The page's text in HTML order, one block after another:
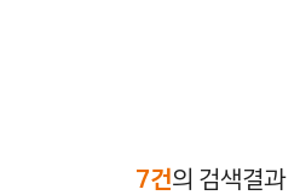
7건의 검색결과